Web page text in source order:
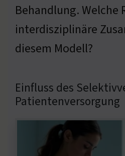
Behandlung. Welche
interdisziplinäre
diesem Modell?
Einfluss des
Patientenversorgung